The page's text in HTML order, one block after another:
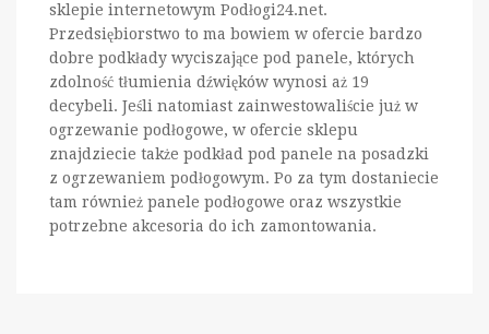
sklepie internetowym Podłogi24.net.
Przedsiębiorstwo to ma bowiem w ofercie bardzo
dobre podkłady wyciszające pod panele, których
zdolność tłumienia dźwięków wynosi aż 19
decybeli. Jeśli natomiast zainwestowaliście już w
ogrzewanie podłogowe, w ofercie sklepu
znajdziecie także podkład pod panele na posadzki
z ogrzewaniem podłogowym. Po za tym dostaniecie
tam również panele podłogowe oraz wszystkie
potrzebne akcesoria do ich zamontowania.